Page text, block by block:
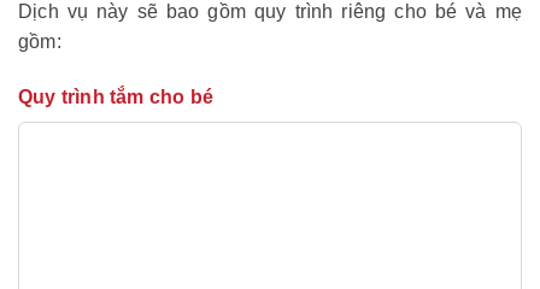
Dịch vụ này sẽ bao gồm quy trình riêng cho bé và mẹ
gồm:
Quy trình tắm cho bé